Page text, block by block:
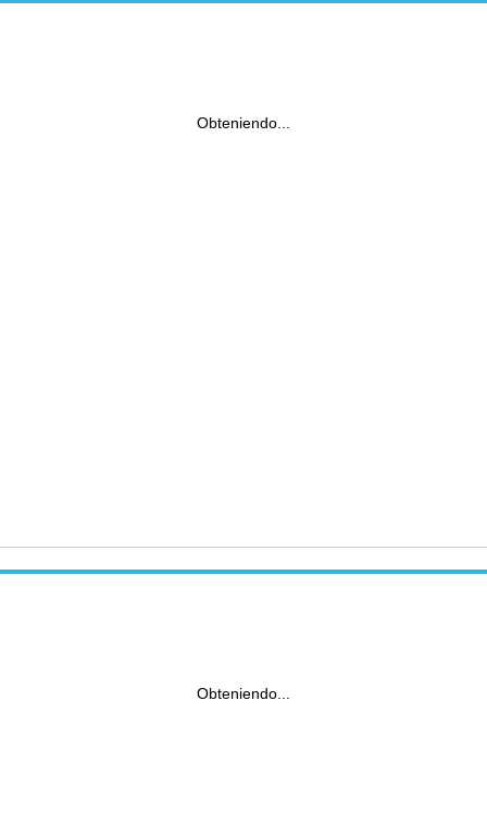
Obteniendo...
Obteniendo...